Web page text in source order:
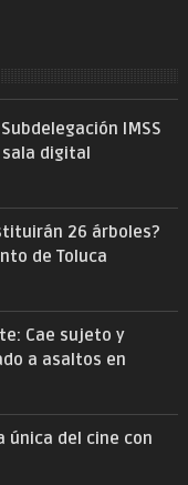
IMSS
sala digital
26 árboles?
de Toluca
Cae sujeto y
a asaltos en
única del cine con